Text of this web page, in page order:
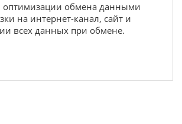
оптимизации обмена данными
на интернет-канал, сайт и
всех данных при обмене.